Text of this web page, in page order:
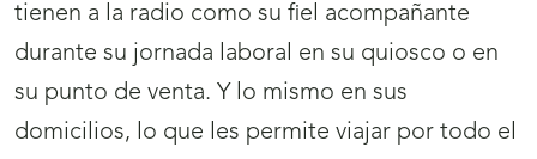
tienen a la radio como su fiel acompañante
durante su jornada laboral en su quiosco o en
su punto de venta. Y lo mismo en sus
domicilios, lo que les permite viajar por todo el